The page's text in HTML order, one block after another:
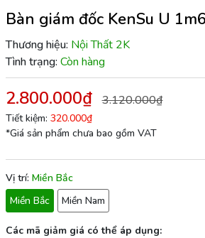
Bàn giám đốc KenSu U
Thương hiệu: Nội Thất 2K
Tình trạng: Còn hàng
2.800.000₫ 3.120.000₫
Tiết kiệm: 320.000₫
*Giá sản phẩm chưa bao gồm VAT
Vị trí: Miền Bắc
Miền Bắc
Miền Nam
Các mã giảm giá có thể áp dụng: